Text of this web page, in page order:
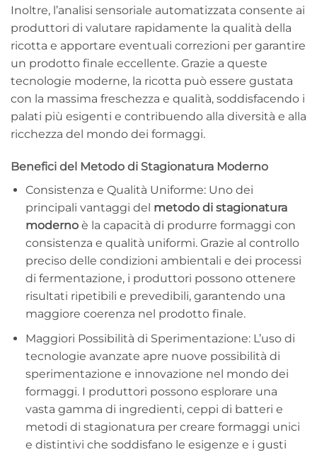
Inoltre, l’analisi sensoriale automatizzata consente ai
produttori di valutare rapidamente la qualità della
ricotta e apportare eventuali correzioni per garantire
un prodotto finale eccellente. Grazie a queste
tecnologie moderne, la ricotta può essere gustata
con la massima freschezza e qualità, soddisfacendo i
palati più esigenti e contribuendo alla diversità e alla
ricchezza del mondo dei formaggi.
Benefici del Metodo di Stagionatura Moderno
Consistenza e Qualità Uniforme: Uno dei
principali vantaggi del metodo di stagionatura
modernoè la capacità di produrre formaggi con
consistenza e qualità uniformi. Grazie al controllo
preciso delle condizioni ambientali e dei processi
di fermentazione, i produttori possono ottenere
risultati ripetibili e prevedibili, garantendo una
maggiore coerenza nel prodotto finale.
Maggiori Possibilità di Sperimentazione: L’uso di
tecnologie avanzate apre nuove possibilità di
sperimentazione e innovazione nel mondo dei
formaggi. I produttori possono esplorare una
vasta gamma di ingredienti, ceppi di batteri e
metodi di stagionatura per creare formaggi unici
e distintivi che soddisfano le esigenze e i gusti